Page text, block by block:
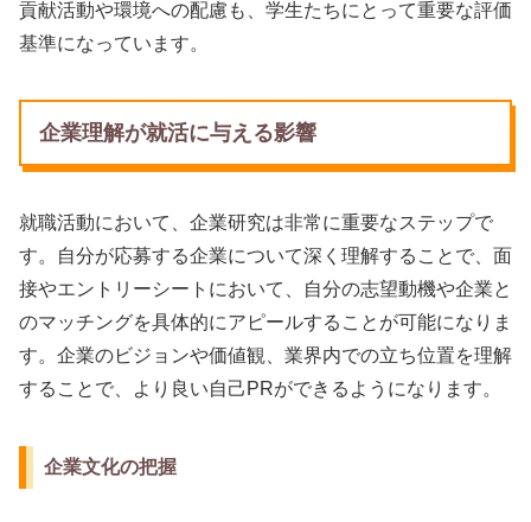
貢献活動や環境への配慮も、学生たちにとって重要な評価
基準になっています。
企業理解が就活に与える影響
就職活動において、企業研究は非常に重要なステップで
す。自分が応募する企業について深く理解することで、面
接やエントリーシートにおいて、自分の志望動機や企業と
のマッチングを具体的にアピールすることが可能になりま
す。企業のビジョンや価値観、業界内での立ち位置を理解
することで、より良い自己PRができるようになります。
企業文化の把握